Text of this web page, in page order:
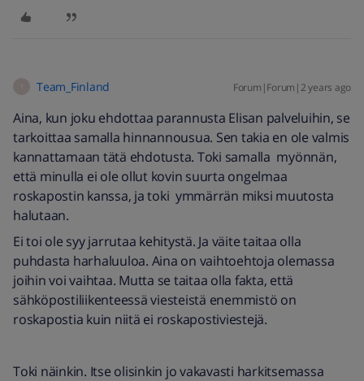
Team_Finland Forum|Forum|2 years ago
Aina, kun joku ehdottaa parannusta Elisan palveluihin, se
tarkoittaa samalla hinnannousua. Sen takia en ole valmis
kannattamaan tätä ehdotusta. Toki samalla myönnän,
että minulla ei ole ollut kovin suurta ongelmaa
roskapostin kanssa, ja toki ymmärrän miksi muutosta
halutaan.
Ei toi ole syy jarrutaa kehitystä. Ja väite taitaa olla
puhdasta harhaluuloa. Aina on vaihtoehtoja olemassa
joihin voi vaihtaa. Mutta se taitaa olla fakta, että
sähköpostiliikenteessä viesteistä enemmistö on
roskapostia kuin niitä ei roskapostiviestejä.
Toki näinkin. Itse olisinkin jo vakavasti harkitsemassa